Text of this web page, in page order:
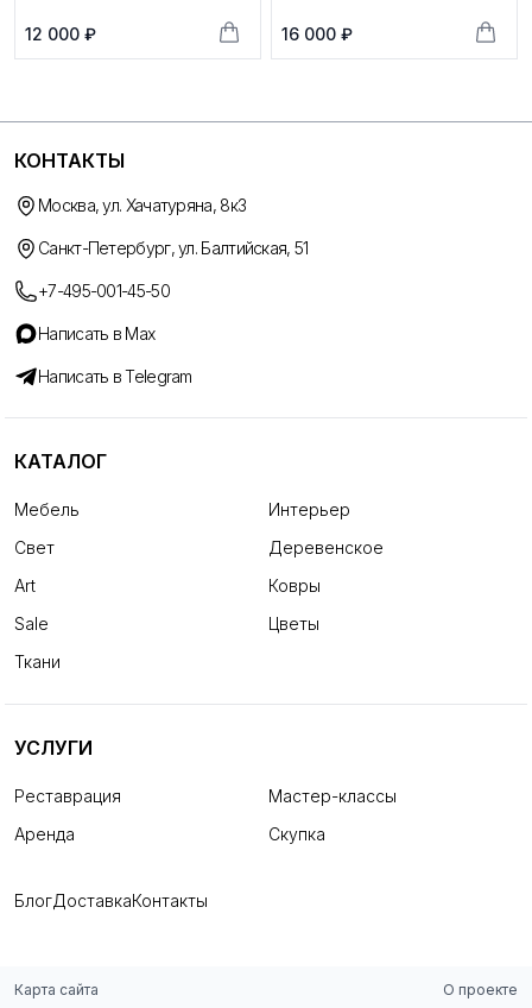
12 000 ₽ 16 000 ₽
КОНТАКТЫ
Москва, ул. Хачатуряна, 8к3
Санкт-Петербург, ул. Балтийская, 51
+7-495-001-45-50
Написать в Max
Написать в Telegram
КАТАЛОГ
Мебель
Интерьер
Свет
Деревенское
Art
Ковры
Sale
Цветы
Ткани
УСЛУГИ
Реставрация
Мастер-классы
Аренда
Скупка
БлогДоставкаКонтакты
Карта сайта О проекте